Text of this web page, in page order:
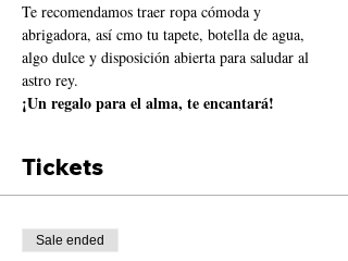
Te recomendamos traer ropa cómoda y
abrigadora, así cmo tu tapete, botella de agua,
algo dulce y disposición abierta para saludar al
astro rey.
¡Un regalo para el alma, te encantará!
Tickets
Sale ended